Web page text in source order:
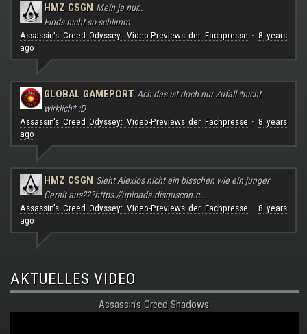
HMZ CSGN Mein ja nur..
Finds nicht so schlimm
Assassin's Creed Odyssey: Video-Previews der Fachpresse· 8 years
ago
GLOBAL GAMEPORT Ach das ist doch nur Zufall *nicht
wirklich* :D
Assassin's Creed Odyssey: Video-Previews der Fachpresse· 8 years
ago
HMZ CSGN Sieht Alexios nicht ein bisschen wie ein junger
Geralt aus???https://uploads.disquscdn.c...
Assassin's Creed Odyssey: Video-Previews der Fachpresse· 8 years
ago
AKTUELLES VIDEO
Assassin's Creed Shadows: